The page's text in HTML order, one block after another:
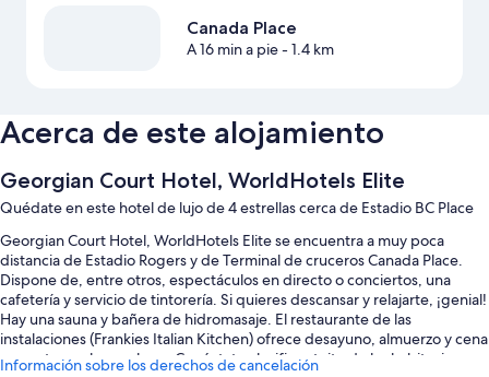
Canada Place
A 16 min a pie- 1.4 km
Acerca de este alojamiento
Georgian Court Hotel, WorldHotels Elite
Quédate en este hotel de lujo de 4 estrellas cerca de Estadio BC Place
Georgian Court Hotel, WorldHotels Elite se encuentra a muy poca
distancia de Estadio Rogers y de Terminal de cruceros Canada Place.
Dispone de, entre otros, espectáculos en directo o conciertos, una
cafetería y servicio de tintorería. Si quieres descansar y relajarte, ¡genial!
Hay una sauna y bañera de hidromasaje. El restaurante de las
instalaciones (Frankies Italian Kitchen) ofrece desayuno, almuerzo y cena
y cuenta con happy hour. Conéctate al wifi gratuito de las habitaciones.
Información sobre los derechos de cancelación